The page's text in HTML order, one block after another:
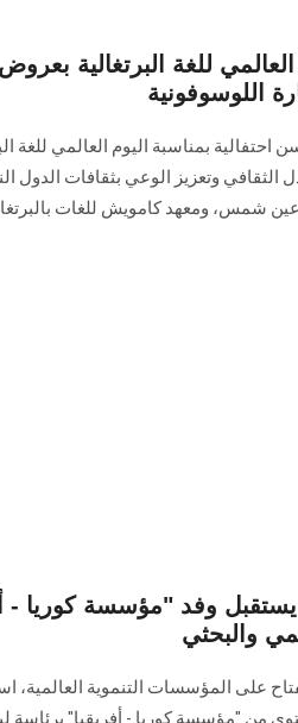
للغة البرتغالية
اللوسوفونية
احتفالية بمناسبة اليوم العالمي للغة
وتعزيز الوعي بثقافات الدول
عين شمس، ومعهد كامويش للغات
وفد "مؤسسة كوريا -
والبحثي
على المؤسسات التنموية العالمية،
من "مؤسسة كوريا - أفريقيا" برئاسة